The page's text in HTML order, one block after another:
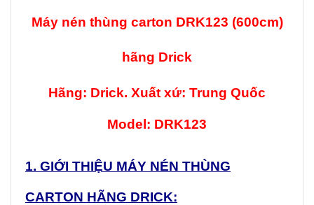
Máy nén thùng carton DRK123 (600cm)
hãng Drick
Hãng: Drick. Xuất xứ: Trung Quốc
Model: DRK123
1. GIỚI THIỆU MÁY NÉN THÙNG
CARTON HÃNG DRICK: